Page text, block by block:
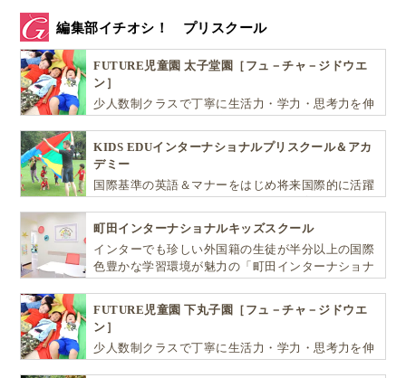
編集部イチオシ！ プリスクール
FUTURE児童園 太子堂園［フュ－チャ－ジドウエ
ン］
少人数制クラスで丁寧に生活力・学力・思考力を伸
KIDS EDUインターナショナルプリスクール＆アカ
デミー
国際基準の英語＆マナーをはじめ将来国際的に活躍
EDU（キッズ・エデュ）」は幼児から小学生まで一
貫して学べる充実のカリキュラムが魅力です
町田インターナショナルキッズスクール
インターでも珍しい外国籍の生徒が半分以上の国際
色豊かな学習環境が魅力の「町田インターナショナ
FUTURE児童園 下丸子園［フュ－チャ－ジドウエ
ン］
少人数制クラスで丁寧に生活力・学力・思考力を伸